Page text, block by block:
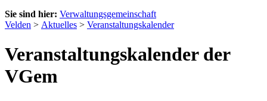
Sie sind hier: Verwaltungsgemeinschaft
Velden > Aktuelles > Veranstaltungskalender
Veranstaltungskalender der
VGem